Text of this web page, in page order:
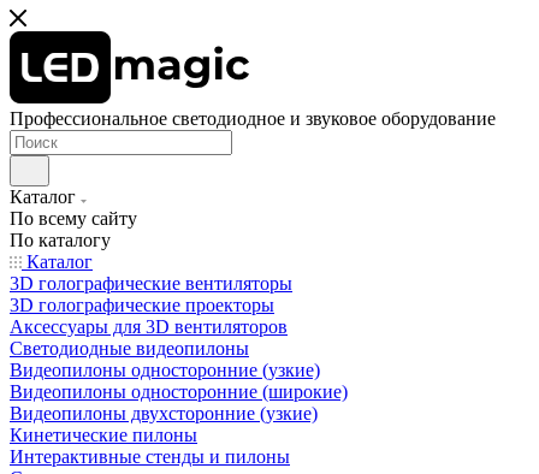
Профессиональное светодиодное и звуковое оборудование
Каталог
По всему сайту
По каталогу
Каталог
3D голографические вентиляторы
3D голографические проекторы
Аксессуары для 3D вентиляторов
Светодиодные видеопилоны
Видеопилоны односторонние (узкие)
Видеопилоны односторонние (широкие)
Видеопилоны двухсторонние (узкие)
Кинетические пилоны
Интерактивные стенды и пилоны